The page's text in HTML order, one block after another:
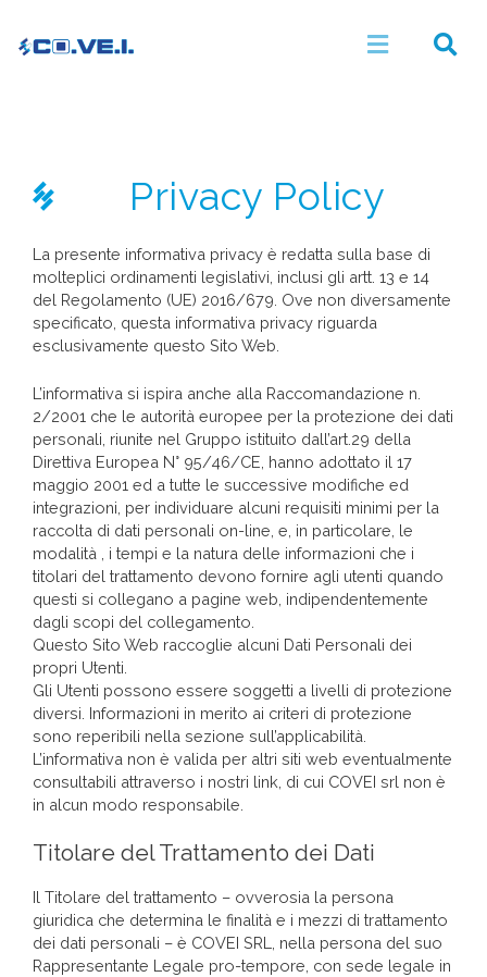
Privacy Policy
La presente informativa privacy è redatta sulla base di
molteplici ordinamenti legislativi, inclusi gli artt. 13 e 14
del Regolamento (UE) 2016/679. Ove non diversamente
specificato, questa informativa privacy riguarda
esclusivamente questo Sito Web.
L’informativa si ispira anche alla Raccomandazione n.
2/2001 che le autorità europee per la protezione dei dati
personali, riunite nel Gruppo istituito dall’art.29 della
Direttiva Europea N° 95/46/CE, hanno adottato il 17
maggio 2001 ed a tutte le successive modifiche ed
integrazioni, per individuare alcuni requisiti minimi per la
raccolta di dati personali on-line, e, in particolare, le
modalità , i tempi e la natura delle informazioni che i
titolari del trattamento devono fornire agli utenti quando
questi si collegano a pagine web, indipendentemente
dagli scopi del collegamento.
Questo Sito Web raccoglie alcuni Dati Personali dei
propri Utenti.
Gli Utenti possono essere soggetti a livelli di protezione
diversi. Informazioni in merito ai criteri di protezione
sono reperibili nella sezione sull’applicabilità.
L’informativa non è valida per altri siti web eventualmente
consultabili attraverso i nostri link, di cui COVEI srl non è
in alcun modo responsabile.
Titolare del Trattamento dei Dati
Il Titolare del trattamento – ovverosia la persona
giuridica che determina le finalità e i mezzi di trattamento
dei dati personali – è COVEI SRL, nella persona del suo
Rappresentante Legale pro-tempore, con sede legale in